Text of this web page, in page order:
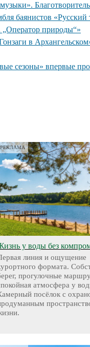
баянистов «Русский
природы“»
в
сезоны» впервые
РЕКЛАМА
у воды без
линия и ощущение
формата.
прогулочные
атмосфера у
посёлок с